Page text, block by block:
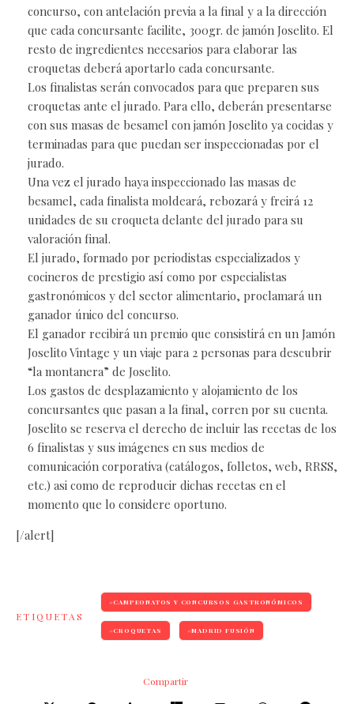
concurso, con antelación previa a la final y a la dirección
que cada concursante facilite, 300gr. de jamón Joselito. El
resto de ingredientes necesarios para elaborar las
croquetas deberá aportarlo cada concursante.
Los finalistas serán convocados para que preparen sus
croquetas ante el jurado. Para ello, deberán presentarse
con sus masas de besamel con jamón Joselito ya cocidas y
terminadas para que puedan ser inspeccionadas por el
jurado.
Una vez el jurado haya inspeccionado las masas de
besamel, cada finalista moldeará, rebozará y freirá 12
unidades de su croqueta delante del jurado para su
valoración final.
El jurado, formado por periodistas especializados y
cocineros de prestigio así como por especialistas
gastronómicos y del sector alimentario, proclamará un
ganador único del concurso.
El ganador recibirá un premio que consistirá en un Jamón
Joselito Vintage y un viaje para 2 personas para descubrir
“la montanera” de Joselito.
Los gastos de desplazamiento y alojamiento de los
concursantes que pasan a la final, corren por su cuenta.
Joselito se reserva el derecho de incluir las recetas de los
6 finalistas y sus imágenes en sus medios de
comunicación corporativa (catálogos, folletos, web, RRSS,
etc.) asi como de reproducir dichas recetas en el
momento que lo considere oportuno.
[/alert]
ETIQUETAS
CAMPEONATOS Y CONCURSOS GASTRONÓMICOS
CROQUETAS MADRID FUSIÓN
Compartir